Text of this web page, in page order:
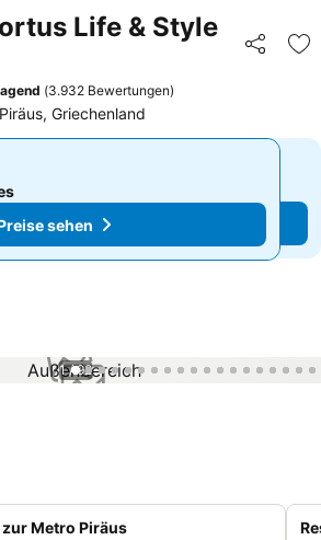
Life & Style
Teilen
(3.932 Bewertungen)
Griechenland
Preise sehen
sehen
1 / 92
Metro Piräus